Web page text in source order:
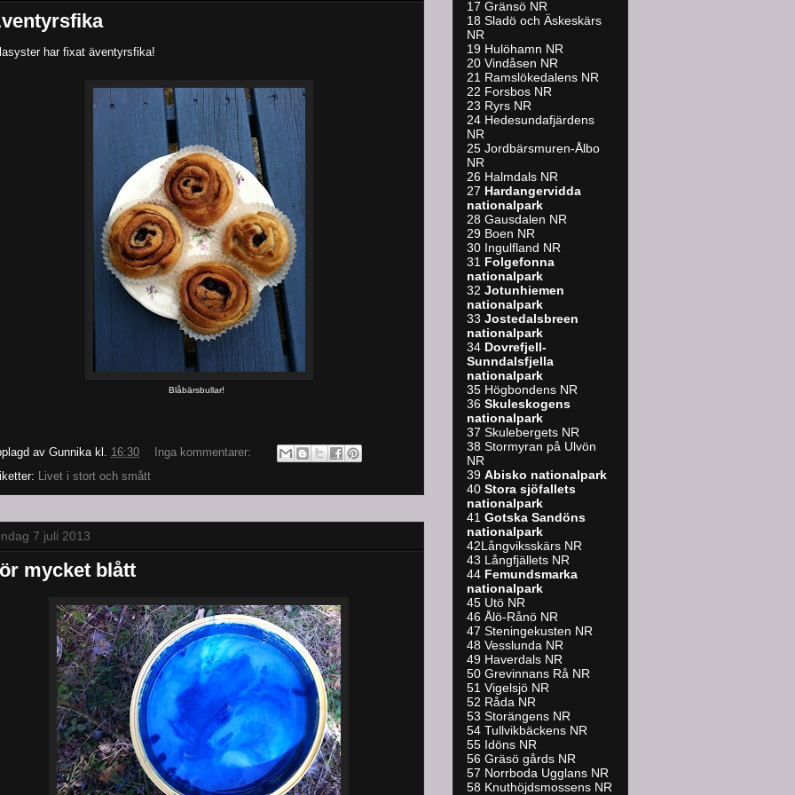
har fixat äventyrsfika!
Blåbärsbullar!
av Gunnika kl. 16:30
Inga kommentarer:
Livet i stort och smått
7 juli 2013
mycket blått
17 Gränsö NR
18 Sladö och Äskeskärs
NR
19 Hulöhamn NR
20 Vindåsen NR
21 Ramslökedalens NR
22 Forsbos NR
23 Ryrs NR
24 Hedesundafjärdens
NR
25 Jordbärsmuren-Ålbo
NR
26 Halmdals NR
27 Hardangervidda
nationalpark
28 Gausdalen NR
29 Boen NR
30 Ingulfland NR
31 Folgefonna
nationalpark
32 Jotunhiemen
nationalpark
33 Jostedalsbreen
nationalpark
34 Dovrefjell-
Sunndalsfjella
nationalpark
35 Högbondens NR
36 Skuleskogens
nationalpark
37 Skulebergets NR
38 Stormyran på Ulvön
NR
39 Abisko nationalpark
40 Stora sjöfallets
nationalpark
41 Gotska Sandöns
nationalpark
42Långviksskärs NR
43 Långfjällets NR
44 Femundsmarka
nationalpark
45 Utö NR
46 Ålö-Rånö NR
47 Steningekusten NR
48 Vesslunda NR
49 Haverdals NR
50 Grevinnans Rå NR
51 Vigelsjö NR
52 Råda NR
53 Storängens NR
54 Tullvikbäckens NR
55 Idöns NR
56 Gräsö gårds NR
57 Norrboda Ugglans NR
58 Knuthöjdsmossens NR